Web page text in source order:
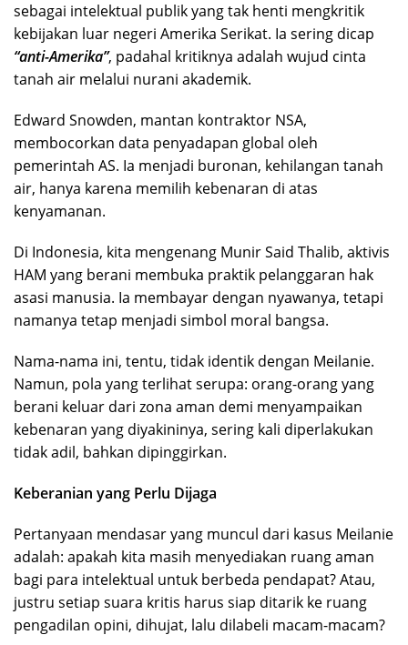
sebagai intelektual publik yang tak henti mengkritik
kebijakan luar negeri Amerika Serikat. Ia sering dicap
“anti-Amerika”, padahal kritiknya adalah wujud cinta
tanah air melalui nurani akademik.
Edward Snowden, mantan kontraktor NSA,
membocorkan data penyadapan global oleh
pemerintah AS. Ia menjadi buronan, kehilangan tanah
air, hanya karena memilih kebenaran di atas
kenyamanan.
Di Indonesia, kita mengenang Munir Said Thalib, aktivis
HAM yang berani membuka praktik pelanggaran hak
asasi manusia. Ia membayar dengan nyawanya, tetapi
namanya tetap menjadi simbol moral bangsa.
Nama-nama ini, tentu, tidak identik dengan Meilanie.
Namun, pola yang terlihat serupa: orang-orang yang
berani keluar dari zona aman demi menyampaikan
kebenaran yang diyakininya, sering kali diperlakukan
tidak adil, bahkan dipinggirkan.
Keberanian yang Perlu Dijaga
Pertanyaan mendasar yang muncul dari kasus Meilanie
adalah: apakah kita masih menyediakan ruang aman
bagi para intelektual untuk berbeda pendapat? Atau,
justru setiap suara kritis harus siap ditarik ke ruang
pengadilan opini, dihujat, lalu dilabeli macam-macam?